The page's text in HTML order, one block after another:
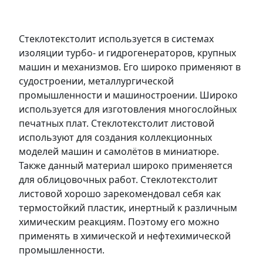
Стеклотекстолит используется в системах
изоляции турбо- и гидрогенераторов, крупных
машин и механизмов. Его широко применяют в
судостроении, металлургической
промышленности и машиностроении. Широко
используется для изготовления многослойных
печатных плат. Стеклотекстолит листовой
используют для создания коллекционных
моделей машин и самолётов в миниатюре.
Также данный материал широко применяется
для облицовочных работ. Стеклотекстолит
листовой хорошо зарекомендовал себя как
термостойкий пластик, инертный к различным
химическим реакциям. Поэтому его можно
применять в химической и нефтехимической
промышленности.